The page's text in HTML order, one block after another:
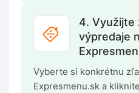
4. Využijte
výpredaje
Vyberte si konkrétnu
Expresmenu.sk a